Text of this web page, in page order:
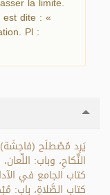
dite : «
Pl :
يَرِد مُصْطلَح
النِّكاحِ، وباب:
كتاب الجامع في
كتاب الصَّلاةِ، باب: